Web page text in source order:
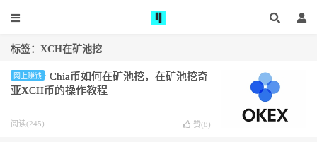
标签：XCH在矿池挖
网上赚钱
Chia币如何在矿池挖，在矿池挖奇
亚XCH币的操作教程
阅读(245) 赞(8)